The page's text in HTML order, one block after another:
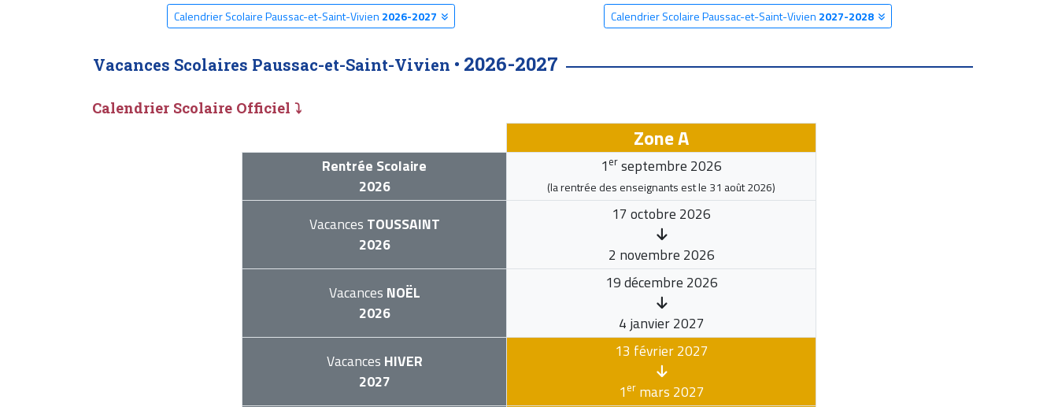
Calendrier Scolaire Paussac-et-Saint-Vivien 2026-2027 Calendrier Scolaire Paussac-et-Saint-Vivien 2027-2028
Vacances Scolaires Paussac-et-Saint-Vivien • 2026-2027
Calendrier Scolaire Officiel ⤵
Zone A
Rentrée Scolaire
2026
1 er septembre 2026
(la rentrée des enseignants est le 31 août 2026)
Vacances TOUSSAINT
2026
17 octobre 2026
2 novembre 2026
Vacances NOËL
2026
19 décembre 2026
4 janvier 2027
Vacances HIVER
2027
13 février 2027
1ermars 2027